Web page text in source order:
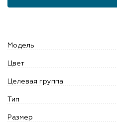
Модель
Цвет
Целевая группа
Тип
Размер